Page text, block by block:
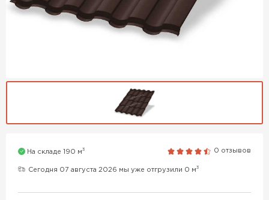
На складе 190 м3 0 отзывов
Сегодня 07 августа 2026 мы уже отгрузили 0 м3